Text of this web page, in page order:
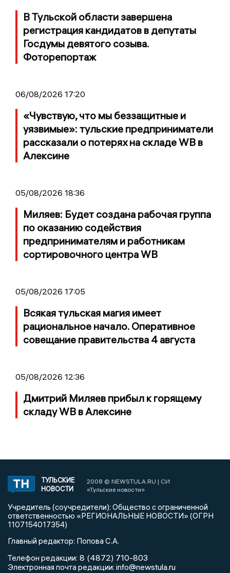
В Тульской области завершена
регистрация кандидатов в депутаты
Госдумы девятого созыва.
Фоторепортаж
06/08/2026 17:20
«Чувствую, что мы беззащитные и
уязвимые»: тульские предприниматели
рассказали о потерях на складе WB в
Алексине
05/08/2026 18:36
Миляев: Будет создана рабочая группа
по оказанию содействия
предпринимателям и работникам
сортировочного центра WB
05/08/2026 17:05
Всякая тульская магия имеет
рациональное начало. Оперативное
совещание правительства 4 августа
05/08/2026 12:36
Дмитрий Миляев прибыл к горящему
складу WB в Алексине
ТУЛЬСКИЕ
НОВОСТИ
2008 © NEWSTULA.RU | СИ
«Тульские новости»
Учредитель (соучредители): Общество с ограниченной
ответственностью «РЕГИОНАЛЬНЫЕ НОВОСТИ» (ОГРН
1107154017354)
Главный редактор: Попова С.А.
Телефон редакции: 8 (4872) 710-803
Электронная почта редакции: info@newstula.ru